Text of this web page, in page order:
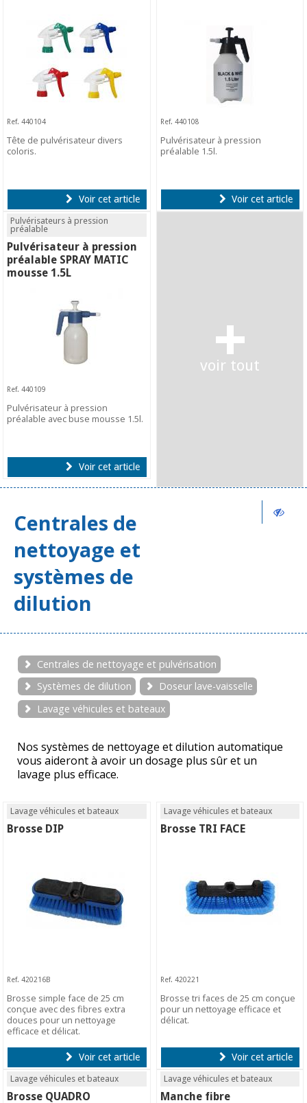
Ref. 440104
Tête de pulvérisateur divers
coloris.
Voir cet article
Ref. 440108
Pulvérisateur à pression
préalable 1.5l.
Voir cet article
Pulvérisateurs à pression
préalable
Pulvérisateur à pression
préalable SPRAY MATIC
mousse 1.5L
Ref. 440109
Pulvérisateur à pression
préalable avec buse mousse 1.5l.
Voir cet article
+
voir tout
Centrales de
nettoyage et
systèmes de
dilution
Centrales de nettoyage et pulvérisation
Systèmes de dilution
Doseur lave-vaisselle
Lavage véhicules et bateaux
Nos systèmes de nettoyage et dilution automatique
vous aideront à avoir un dosage plus sûr et un
lavage plus efficace.
Lavage véhicules et bateaux
Brosse DIP
Ref. 420216B
Brosse simple face de 25 cm
conçue avec des fibres extra
douces pour un nettoyage
efficace et délicat.
Voir cet article
Lavage véhicules et bateaux
Brosse TRI FACE
Ref. 420221
Brosse tri faces de 25 cm conçue
pour un nettoyage efficace et
délicat.
Voir cet article
Lavage véhicules et bateaux
Brosse QUADRO
Lavage véhicules et bateaux
Manche fibre